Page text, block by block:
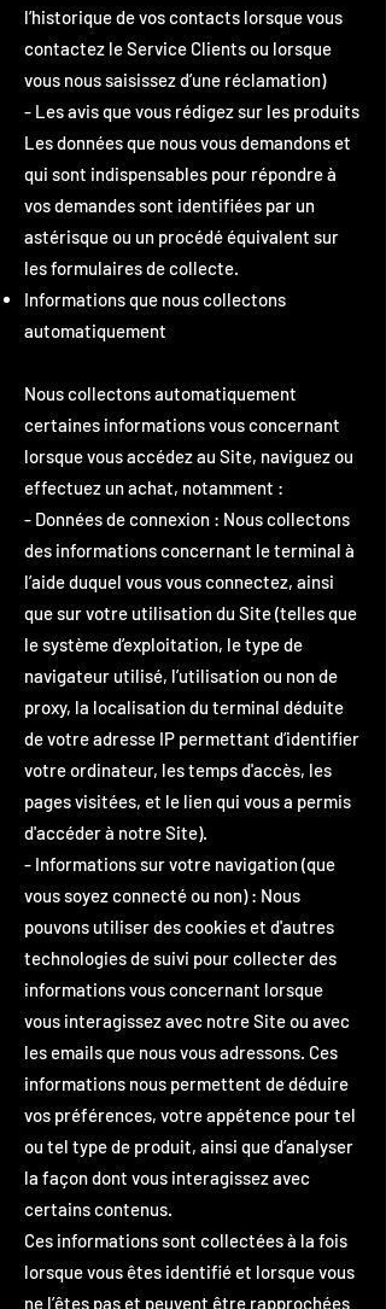
l’historique de vos contacts lorsque vous
contactez le Service Clients ou lorsque
vous nous saisissez d’une réclamation)
- Les avis que vous rédigez sur les produits
Les données que nous vous demandons et
qui sont indispensables pour répondre à
vos demandes sont identifiées par un
astérisque ou un procédé équivalent sur
les formulaires de collecte.
Informations que nous collectons
automatiquement
Nous collectons automatiquement
certaines informations vous concernant
lorsque vous accédez au Site, naviguez ou
effectuez un achat, notamment :
- Données de connexion : Nous collectons
des informations concernant le terminal à
l’aide duquel vous vous connectez, ainsi
que sur votre utilisation du Site (telles que
le système d’exploitation, le type de
navigateur utilisé, l’utilisation ou non de
proxy, la localisation du terminal déduite
de votre adresse IP permettant d’identifier
votre ordinateur, les temps d'accès, les
pages visitées, et le lien qui vous a permis
d'accéder à notre Site).
- Informations sur votre navigation (que
vous soyez connecté ou non) : Nous
pouvons utiliser des cookies et d'autres
technologies de suivi pour collecter des
informations vous concernant lorsque
vous interagissez avec notre Site ou avec
les emails que nous vous adressons. Ces
informations nous permettent de déduire
vos préférences, votre appétence pour tel
ou tel type de produit, ainsi que d’analyser
la façon dont vous interagissez avec
certains contenus.
Ces informations sont collectées à la fois
lorsque vous êtes identifié et lorsque vous
ne l’êtes pas et peuvent être rapprochées